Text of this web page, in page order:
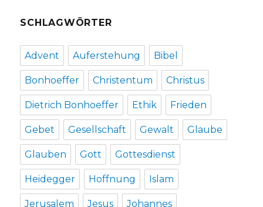
SCHLAGWÖRTER
Advent Auferstehung Bibel
Bonhoeffer Christentum Christus
Dietrich Bonhoeffer Ethik Frieden
Gebet Gesellschaft Gewalt Glaube
Glauben Gott Gottesdienst
Heidegger Hoffnung Islam
Jerusalem Jesus Johannes